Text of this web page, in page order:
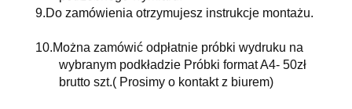
9.Do zamówienia otrzymujesz instrukcje montażu.
10.Można zamówić odpłatnie próbki wydruku na
wybranym podkładzie Próbki format A4- 50zł
brutto szt.( Prosimy o kontakt z biurem)